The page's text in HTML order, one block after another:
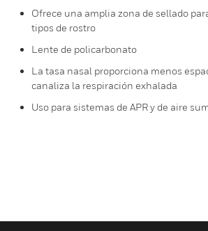
Ofrece una amplia zona de sellado
tipos de rostro
Lente de policarbonato
La tasa nasal proporciona menos
canaliza la respiración exhalada
Uso para sistemas de APR y de aire